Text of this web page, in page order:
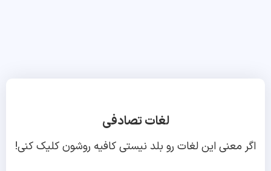
لغات تصادفی
اگر معنی این لغات رو بلد نیستی کافیه روشون کلیک کنی!